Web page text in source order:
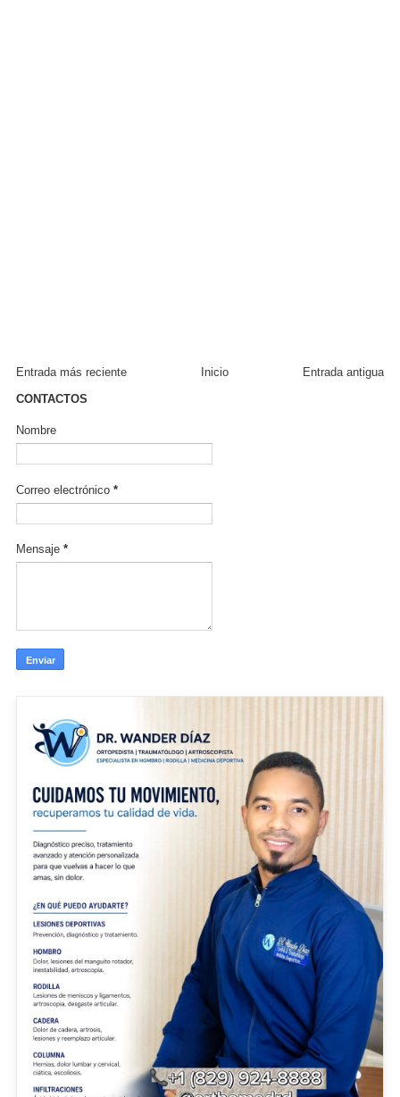
Entrada más reciente Entrada antigua
Inicio
CONTACTOS
Nombre
Correo electrónico *
Mensaje *